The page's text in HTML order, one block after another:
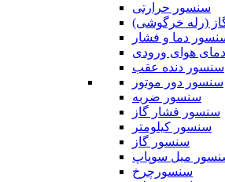
سنسور حرارتی
(رله خرگوشی)
دما و فشار
هوای ورودی
سنسور دنده عقب
سنسور دور موتور
سنسور ضربه
سنسور فشار گاز
سنسور کیلومتر
سنسور گاز
میل سوپاپ
سنسورچرخ